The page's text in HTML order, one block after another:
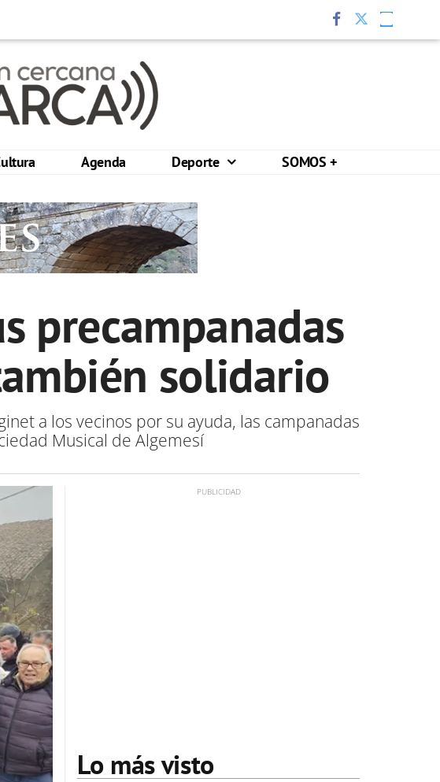
Agenda Deporte SOMOS +
precampanadas
solidario
a los vecinos por su ayuda, las campanadas
Musical de Algemesí
Lo más visto